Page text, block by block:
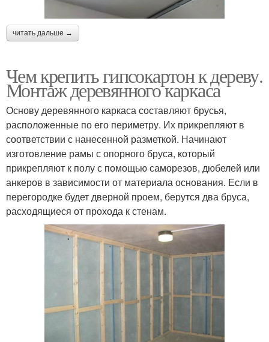
читать дальше →
Чем крепить гипсокартон к дереву.
Монтаж деревянного каркаса
Основу деревянного каркаса составляют брусья,
расположенные по его периметру. Их прикрепляют в
соответствии с нанесенной разметкой. Начинают
изготовление рамы с опорного бруса, который
прикрепляют к полу с помощью саморезов, дюбелей или
анкеров в зависимости от материала основания. Если в
перегородке будет дверной проем, берутся два бруса,
расходящиеся от прохода к стенам.